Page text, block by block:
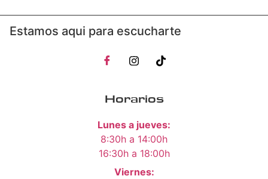
Estamos aqui para escucharte
Horarios
Lunes a jueves:
8:30h a 14:00h
16:30h a 18:00h
Viernes: